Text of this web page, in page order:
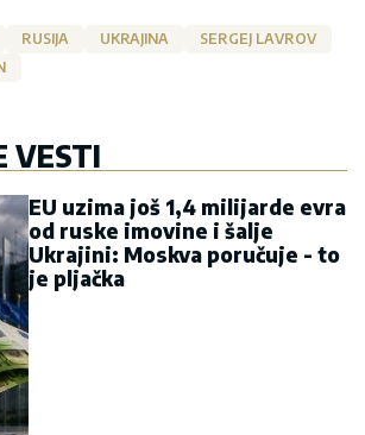
RUSIJA UKRAJINA
SERGEJ LAVROV
VESTI
EU uzima još 1,4 milijarde evra
od ruske imovine i šalje
Ukrajini: Moskva poručuje - to
je pljačka